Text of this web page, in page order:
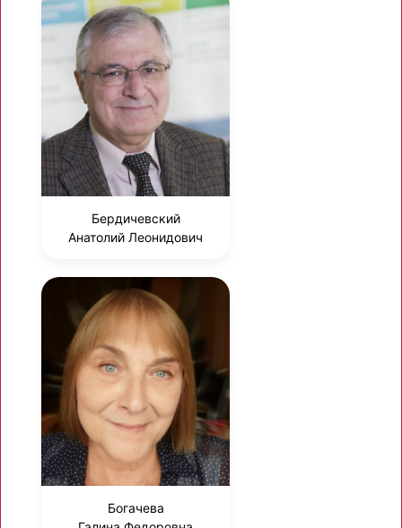
Бердичевский
Анатолий Леонидович
Богачева